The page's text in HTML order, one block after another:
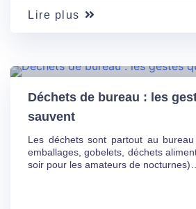
Lire plus
Déchets de bureau : les
sauvent
Les déchets sont partout au
emballages, gobelets, déchets
soir pour les amateurs de